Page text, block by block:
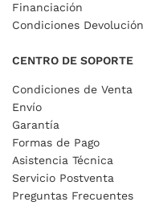
Financiación
Condiciones Devolución
CENTRO DE SOPORTE
Condiciones de Venta
Envío
Garantía
Formas de Pago
Asistencia Técnica
Servicio Postventa
Preguntas Frecuentes